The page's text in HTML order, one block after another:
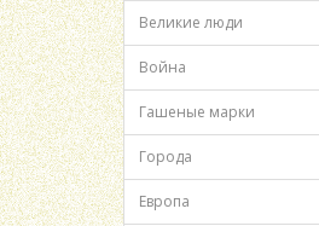
Великие люди
Война
Гашеные марки
Города
Европа